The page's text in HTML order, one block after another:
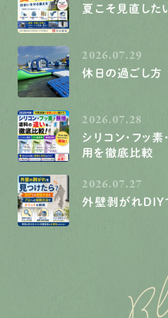
夏こそ見直した
2026.07.29
休日の過ごし方
2026.07.28
シリコン・フッ
用を徹底比較
2026.07.27
外壁剥がれDIY